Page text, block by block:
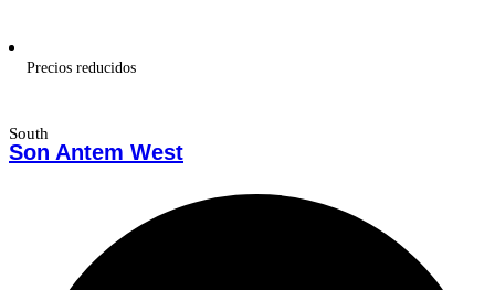
Precios reducidos
South
Son Antem West